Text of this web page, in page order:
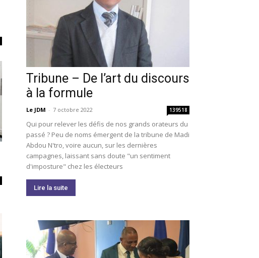
Tribune – De l’art du discours
à la formule
Le JDM - 7 octobre 2022 139518
Qui pour relever les défis de nos grands orateurs du
passé ? Peu de noms émergent de la tribune de Madi
Abdou N'tro, voire aucun, sur les dernières
campagnes, laissant sans doute "un sentiment
d'imposture" chez les électeurs
Lire la suite